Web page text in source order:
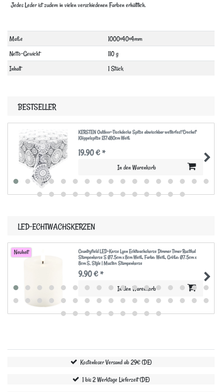
Jedes Leder ist zudem in vielen verschiedenen Farben erhältlich.
Technisches
Merkmal
Wert
Maße
1000×40×4mm
Netto-Gewicht
110 g
Inhalt
1 Stück
BESTSELLER
KERSTEN Outdoor-Tischdecke Spitze abwischbar wetterfest 'Crochet'
Klöppelspitze 137x180cm Weiß
19,90 € *
In den Warenkorb
LED-ECHTWACHSKERZEN
Neuheit
Countryfield LED-Kerze Lyon Echtwachskerze Dimmer Timer Rustikal
Stumpenkerze S Ø7.5cm x 8cm Weiß, Farbe: Weiß, Größe: Ø7.5cm x
8cm S, Style | Muster: Stumpenkerze
9,90 € *
In den Warenkorb
Kostenloser Versand ab 29€ (DE)
1 bis 2 Werktage Lieferzeit (DE)